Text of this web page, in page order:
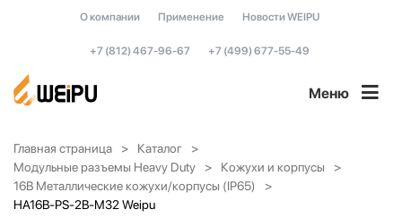
О компании Применение Новости WEIPU
+7 (812) 467-96-67 +7 (499) 677-55-49
Меню
Главная страница
Каталог
Модульные разъемы Heavy Duty
Кожухи и корпусы
16B Металлические кожухи/корпусы (IP65)
HA16B-PS-2B-M32 Weipu